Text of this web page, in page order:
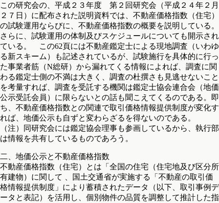
この研究会の、平成２３年度 第２回研究会（平成２４年２月
２７日）に配布された説明資料では、不動産価格指数（住宅）
の試験運用ならびに、不動産価格指数の概要を説明している。
さらに、試験運用の体制及びスケジュールについても開示され
ている。 この62頁には不動産鑑定士による現地調査（いわゆ
る新スキーム）も記述されているが、試験施行を具体的に行っ
た事業者筋（N総研）から漏れてくる情報によれば、調査に関
わる鑑定士側の不満は大きく、調査の杜撰さも見逃せないこと
を考量すれば、調査を受託する機関は鑑定士協会連合会（地価
公示受託会員）に限らないとの話も聞こえてくるのである。即
ち、不動産価格指数との関連で取引価格情報提供制度が変化す
れば、地価公示も自ずと変わらざるを得ないのである。
（注）同研究会には鑑定協会理事も参画しているから、執行部
は情報を共有しているものであろう。
二、地価公示と不動産価格指数
不動産価格指数（住宅）とは「全国の住宅（住宅地及び区分所
有建物）に関して 、国土交通省が実施する「不動産の取引価
格情報提供制度」により蓄積されたデータ（以下、取引事例デ
ータと表記）を活用し、個別物件の品質を調整して推計した指